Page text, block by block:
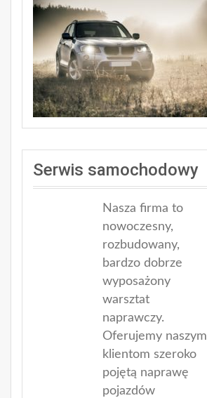
Serwis samochodowy
Nasza firma to
nowoczesny,
rozbudowany,
bardzo dobrze
wyposażony
warsztat
naprawczy.
Oferujemy naszym
klientom szeroko
pojętą naprawę
pojazdów